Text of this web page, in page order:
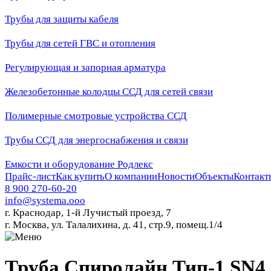
Трубы для защиты кабеля
Трубы для сетей ГВС и отопления
Регулирующая и запорная арматура
Железобетонные колодцы ССД для сетей связи
Полимерные смотровые устройства ССД
Трубы ССД для энергоснабжения и связи
Емкости и оборудование Родлекс
Прайс-листКак купитьО компанииНовостиОбъекты
8 900 270-60-20
info@systema.ooo
г. Краснодар, 1-й Лучистый проезд, 7
г. Москва, ул. Талалихина, д. 41, стр.9, помещ.1/4